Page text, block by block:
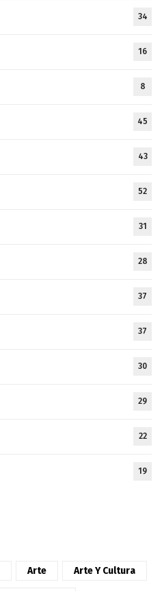
34
16
8
45
43
52
31
28
37
37
30
29
22
19
Arte Arte Y Cultura